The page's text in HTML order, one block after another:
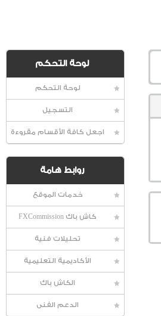
لوحة التحكم
لوحة التحكم
التسجيل
اجعل كافة الأقسام مقروءة
روابط هامة
خدمات الموقع
كاش باك FXCommission
تحليلات فنية
الأكاديمية التعليمية
الكاش باك
الدعم الفنى